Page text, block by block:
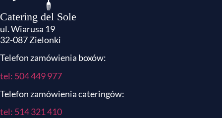
Catering del Sole
ul. Wiarusa 19
32-087 Zielonki
Telefon zamówienia boxów:
tel: 504 449 977
Telefon zamówienia cateringów:
tel: 514 321 410